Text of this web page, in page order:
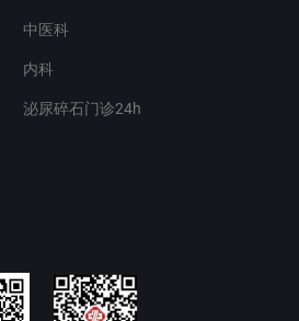
中医科
内科
泌尿碎石门诊24h